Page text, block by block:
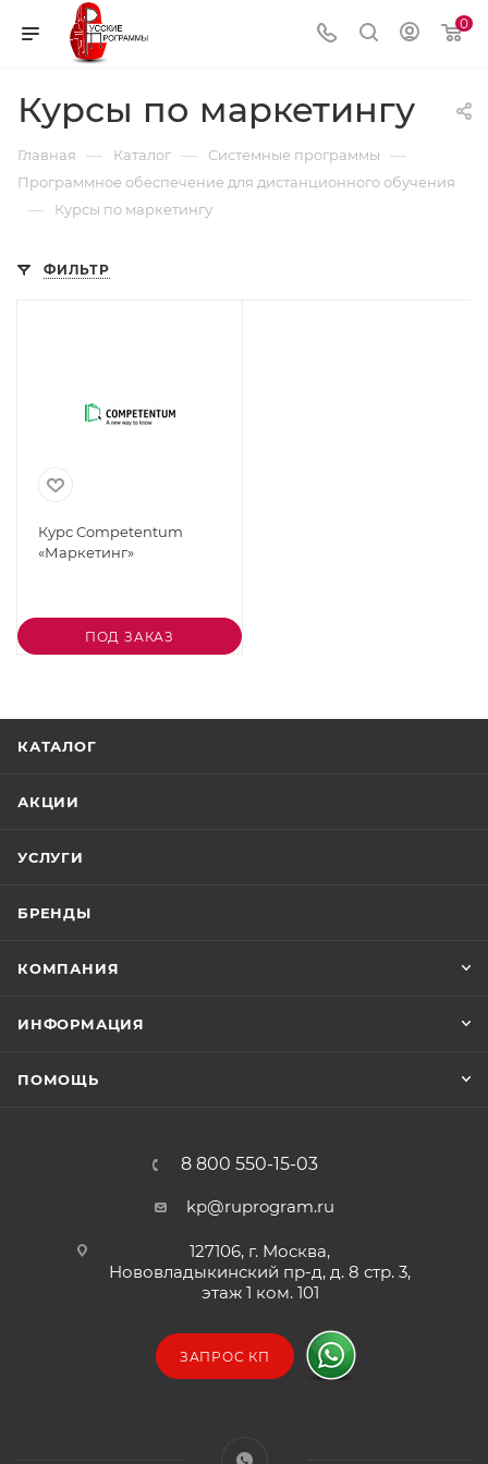
0
Курсы по маркетингу
Главная — Каталог — Системные программы —
Программное обеспечение для дистанционного обучения
— Курсы по маркетингу
ФИЛЬТР
Курс Competentum
«Маркетинг»
ПОД ЗАКАЗ
КАТАЛОГ
АКЦИИ
УСЛУГИ
БРЕНДЫ
КОМПАНИЯ
ИНФОРМАЦИЯ
ПОМОЩЬ
8 800 550-15-03
kp@ruprogram.ru
127106, г. Москва,
Нововладыкинский пр-д, д. 8 стр. 3,
этаж 1 ком. 101
ЗАПРОС КП